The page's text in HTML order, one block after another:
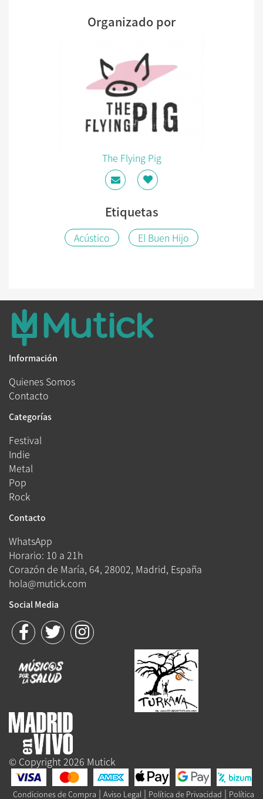
Organizado por
The Flying Pig
Etiquetas
Acústico El Buen Hijo
Información
Quienes Somos
Contacto
Categorías
Festival
Indie
Metal
Pop
Rock
Contacto
WhatsApp
Horario: 10 a 21h
Corazón de María, 64, 28002, Madrid, España
hola@mutick.com
Social Media
© Copyright 2026 Mutick
Condiciones de Compra | Aviso Legal | Política de Privacidad | Política